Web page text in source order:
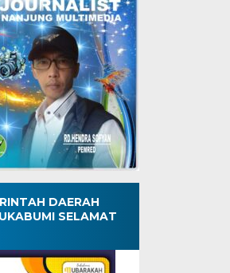
dari Sekadar
Pokdakan
– Kota Sukabumi – Siapa
DAERAH
SELAMAT